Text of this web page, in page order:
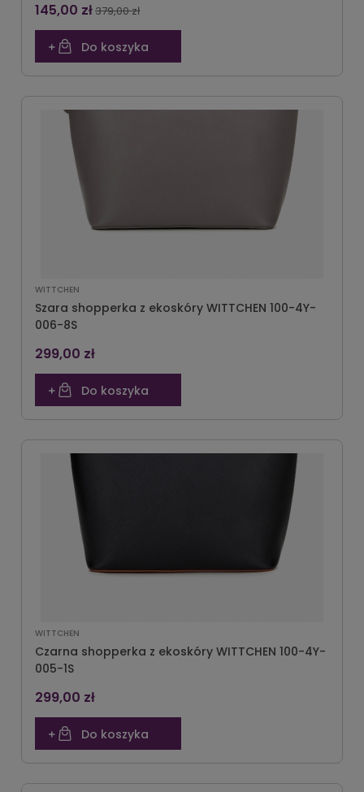
145,00 zł379,00 zł
Do koszyka
WITTCHEN
Szara shopperka z ekoskóry WITTCHEN 100-4Y-
006-8S
299,00 zł
Do koszyka
WITTCHEN
Czarna shopperka z ekoskóry WITTCHEN 100-4Y-
005-1S
299,00 zł
Do koszyka